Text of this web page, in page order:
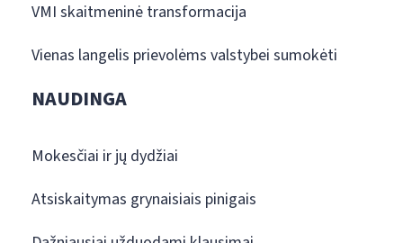
VMI skaitmeninė transformacija
Vienas langelis prievolėms valstybei sumokėti
NAUDINGA
Mokesčiai ir jų dydžiai
Atsiskaitymas grynaisiais pinigais